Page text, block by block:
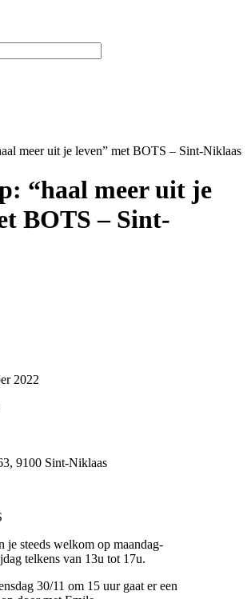
meer uit je leven” met BOTS – Sint-Niklaas
“haal meer uit je
BOTS – Sint-
2022
9100 Sint-Niklaas
je steeds welkom op maandag-
telkens van 13u tot 17u.
30/11 om 15 uur gaat er een